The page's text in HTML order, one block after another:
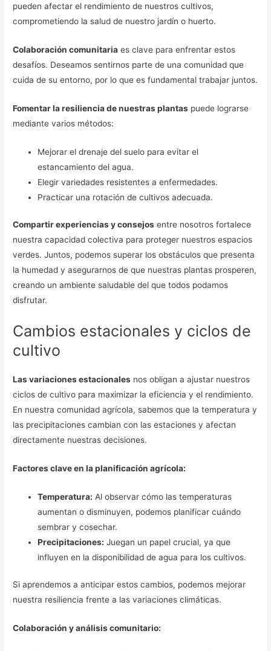
pueden afectar el rendimiento de nuestros cultivos,
comprometiendo la salud de nuestro jardín o huerto.
Colaboración comunitaria es clave para enfrentar estos
desafíos. Deseamos sentirnos parte de una comunidad que
cuida de su entorno, por lo que es fundamental trabajar juntos.
Fomentar la resiliencia de nuestras plantas puede lograrse
mediante varios métodos:
Mejorar el drenaje del suelo para evitar el
estancamiento del agua.
Elegir variedades resistentes a enfermedades.
Practicar una rotación de cultivos adecuada.
Compartir experiencias y consejos entre nosotros fortalece
nuestra capacidad colectiva para proteger nuestros espacios
verdes. Juntos, podemos superar los obstáculos que presenta
la humedad y asegurarnos de que nuestras plantas prosperen,
creando un ambiente saludable del que todos podamos
disfrutar.
Cambios estacionales y ciclos de
cultivo
Las variaciones estacionales nos obligan a ajustar nuestros
ciclos de cultivo para maximizar la eficiencia y el rendimiento.
En nuestra comunidad agrícola, sabemos que la temperatura y
las precipitaciones cambian con las estaciones y afectan
directamente nuestras decisiones.
Factores clave en la planificación agrícola:
Temperatura: Al observar cómo las temperaturas
aumentan o disminuyen, podemos planificar cuándo
sembrar y cosechar.
Precipitaciones: Juegan un papel crucial, ya que
influyen en la disponibilidad de agua para los cultivos.
Si aprendemos a anticipar estos cambios, podemos mejorar
nuestra resiliencia frente a las variaciones climáticas.
Colaboración y análisis comunitario: